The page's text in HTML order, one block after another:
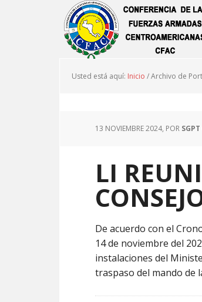
Usted está aquí: Inicio /Archivo de
13 NOVIEMBRE 2024, POR
LI
De acuerdo con el
14 de noviembre del
instalaciones del
traspaso del mando de